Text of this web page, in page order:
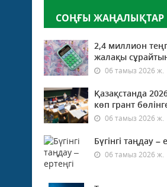
СОҢҒЫ ЖАҢАЛЫҚТАР
2,4 миллион
жалақы
06 тамыз 2026 ж.
Қазақстанда
көп грант
06 тамыз 2026 ж.
Бүгінгі таңдау –
06 тамыз 2026 ж.